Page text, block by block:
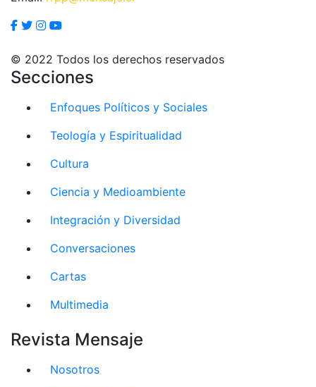
© 2022 Todos los derechos reservados
Secciones
Enfoques Políticos y Sociales
Teología y Espiritualidad
Cultura
Ciencia y Medioambiente
Integración y Diversidad
Conversaciones
Cartas
Multimedia
Revista Mensaje
Nosotros